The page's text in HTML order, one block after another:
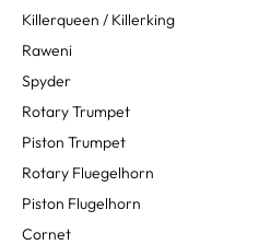
Killerqueen / Killerking
Raweni
Spyder
Rotary Trumpet
Piston Trumpet
Rotary Fluegelhorn
Piston Flugelhorn
Cornet